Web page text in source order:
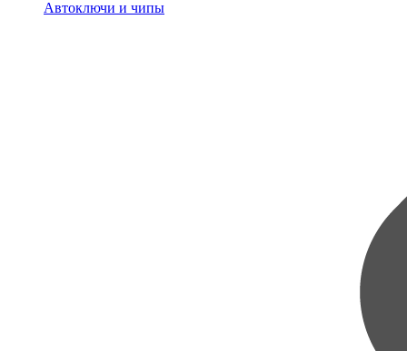
Автоключи и чипы